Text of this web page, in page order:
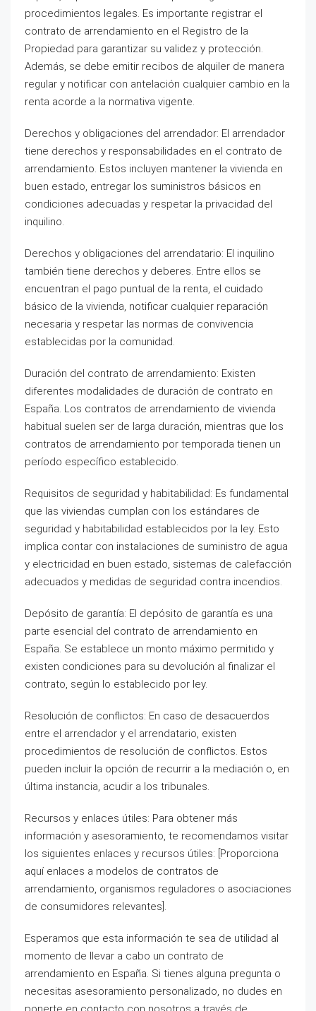
procedimientos legales. Es importante registrar el
contrato de arrendamiento en el Registro de la
Propiedad para garantizar su validez y protección.
Además, se debe emitir recibos de alquiler de manera
regular y notificar con antelación cualquier cambio en la
renta acorde a la normativa vigente.
Derechos y obligaciones del arrendador: El arrendador
tiene derechos y responsabilidades en el contrato de
arrendamiento. Estos incluyen mantener la vivienda en
buen estado, entregar los suministros básicos en
condiciones adecuadas y respetar la privacidad del
inquilino.
Derechos y obligaciones del arrendatario: El inquilino
también tiene derechos y deberes. Entre ellos se
encuentran el pago puntual de la renta, el cuidado
básico de la vivienda, notificar cualquier reparación
necesaria y respetar las normas de convivencia
establecidas por la comunidad.
Duración del contrato de arrendamiento: Existen
diferentes modalidades de duración de contrato en
España. Los contratos de arrendamiento de vivienda
habitual suelen ser de larga duración, mientras que los
contratos de arrendamiento por temporada tienen un
período específico establecido.
Requisitos de seguridad y habitabilidad: Es fundamental
que las viviendas cumplan con los estándares de
seguridad y habitabilidad establecidos por la ley. Esto
implica contar con instalaciones de suministro de agua
y electricidad en buen estado, sistemas de calefacción
adecuados y medidas de seguridad contra incendios.
Depósito de garantía: El depósito de garantía es una
parte esencial del contrato de arrendamiento en
España. Se establece un monto máximo permitido y
existen condiciones para su devolución al finalizar el
contrato, según lo establecido por ley.
Resolución de conflictos: En caso de desacuerdos
entre el arrendador y el arrendatario, existen
procedimientos de resolución de conflictos. Estos
pueden incluir la opción de recurrir a la mediación o, en
última instancia, acudir a los tribunales.
Recursos y enlaces útiles: Para obtener más
información y asesoramiento, te recomendamos visitar
los siguientes enlaces y recursos útiles: [Proporciona
aquí enlaces a modelos de contratos de
arrendamiento, organismos reguladores o asociaciones
de consumidores relevantes].
Esperamos que esta información te sea de utilidad al
momento de llevar a cabo un contrato de
arrendamiento en España. Si tienes alguna pregunta o
necesitas asesoramiento personalizado, no dudes en